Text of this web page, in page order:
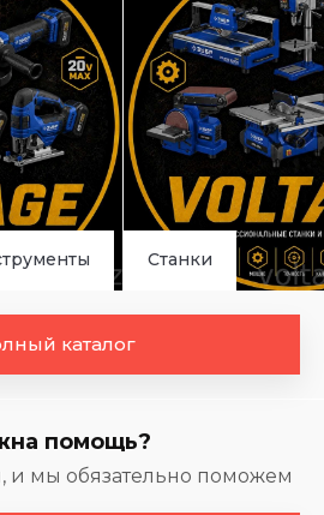
Станки
каталог
помощь?
и мы обязательно поможем